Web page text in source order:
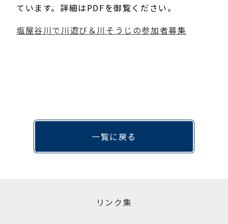
ています。詳細はPDFを御覧ください。
塩屋谷川で川遊び＆川そうじの参加者募集
一覧に戻る
リンク集